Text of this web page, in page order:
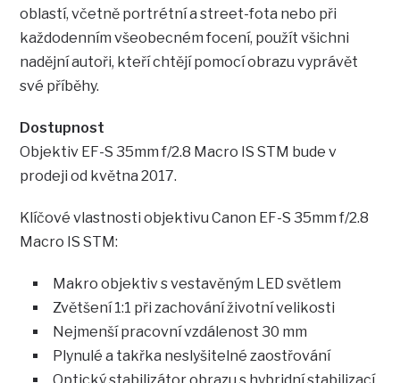
oblastí, včetně portrétní a street-fota nebo při
každodenním všeobecném focení, použít všichni
nadějní autoři, kteří chtějí pomocí obrazu vyprávět
své příběhy.
Dostupnost
Objektiv EF-S 35mm f/2.8 Macro IS STM bude v
prodeji od května 2017.
Klíčové vlastnosti objektivu Canon EF-S 35mm f/2.8
Macro IS STM:
Makro objektiv s vestavěným LED světlem
Zvětšení 1:1 při zachování životní velikosti
Nejmenší pracovní vzdálenost 30 mm
Plynulé a takřka neslyšitelné zaostřování